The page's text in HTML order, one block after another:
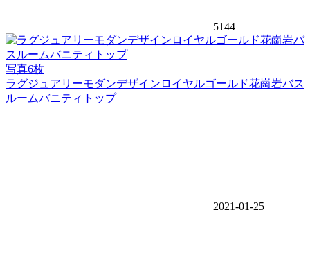
5144
写真6枚
ラグジュアリーモダンデザインロイヤルゴールド花崗岩バス
ルームバニティトップ
2021-01-25